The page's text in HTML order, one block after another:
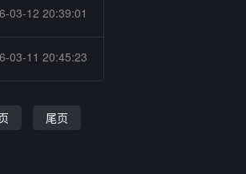
03-12 20:39:01
03-11 20:45:23
尾页